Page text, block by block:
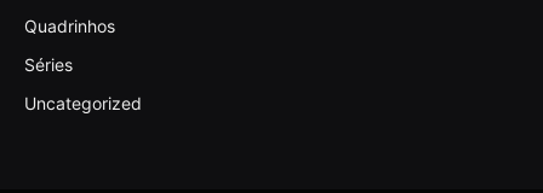
Quadrinhos
Séries
Uncategorized